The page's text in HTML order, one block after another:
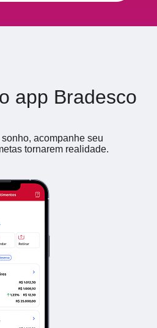
app Bradesco
acompanhe seu
tornarem realidade.